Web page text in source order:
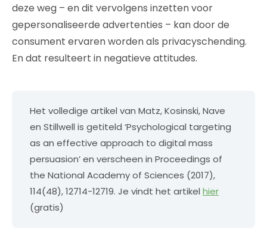
deze weg – en dit vervolgens inzetten voor
gepersonaliseerde advertenties – kan door de
consument ervaren worden als privacyschending.
En dat resulteert in negatieve attitudes.
Het volledige artikel van Matz, Kosinski, Nave
en Stillwell is getiteld ‘Psychological targeting
as an effective approach to digital mass
persuasion’ en verscheen in Proceedings of
the National Academy of Sciences (2017),
114(48), 12714-12719. Je vindt het artikel hier
(gratis)